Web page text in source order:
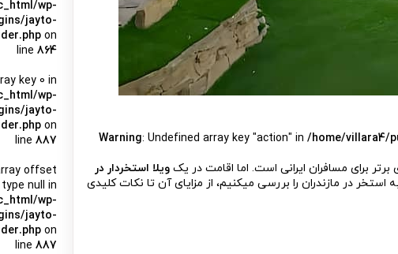
Warning: Undefined array key "action" in /home/villara4/
برای مسافران ایرانی است. اما اقامت در یک ویلا استخردار در
استخر در مازندران را بررسی میکنیم، از مزایای آن تا نکات کلیدی
wp-
jayto-
on
line864
key 0 in
wp-
jayto-
on
line887
offset
null in
wp-
jayto-
on
line887